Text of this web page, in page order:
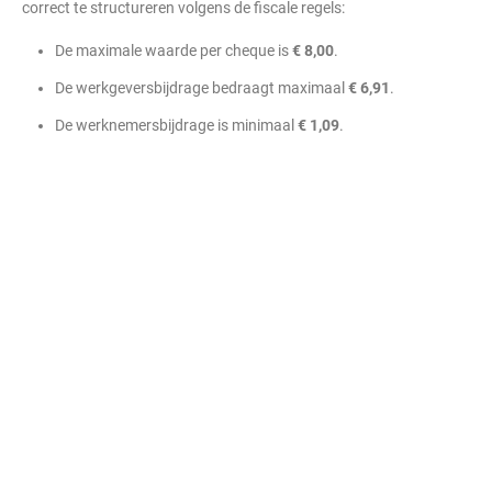
correct te structureren volgens de fiscale regels:
De maximale waarde per cheque is€ 8,00.
De werkgeversbijdrage bedraagt maximaal € 6,91.
De werknemersbijdrage is minimaal € 1,09.